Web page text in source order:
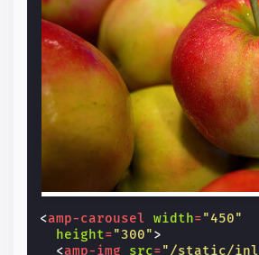
<amp-carousel width="450"
height="300">
<amp-img src="/static/